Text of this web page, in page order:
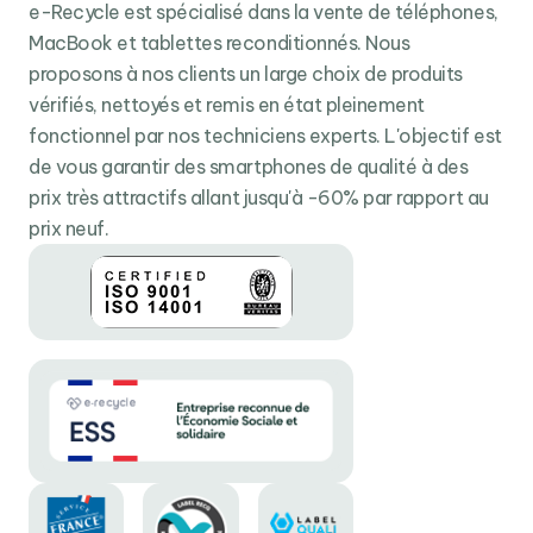
La puce A10Fusionvous permet demonterunevidéo
4Ksans effort, dejouer à des jeuxauxgraphismes
surprenants ou encore de garantir desexpériences
en réalité augmentée.
Legrandécran de l’iPad 10.2 ainsi que ses capteurs et
caméras développés garantissent uneexpérience
ultra-immersive en réalité augmentée. Vous pouvez
désormais
réalité augmentée.
L’iPad 10.2 possède une caméra
appareil photo arrière de8Mpx. Quoi de mieux pour
réaliser vos plusbeauxclichéset vos
vidéos? Il est possible de scanner n’importe quel
document, passer des appels FaceTime et vivre des
moments exceptionnels en réalité augmentée.
e-Recycle est spécialisé dans la vente de téléphones,
MacBook et tablettes reconditionnés. Nous
proposons à nos clients un large choix de produits
vérifiés, nettoyés et remis en état pleinement
fonctionnel par nos techniciens experts. L'objectif est
de vous garantir des smartphones de qualité à des
prix très attractifs allant jusqu'à -60% par rapport au
prix neuf.